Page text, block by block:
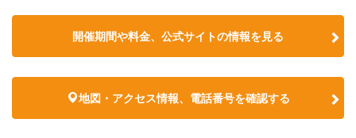
開催期間や料金、公式サイトの情報を見る
地図・アクセス情報、電話番号を確認する